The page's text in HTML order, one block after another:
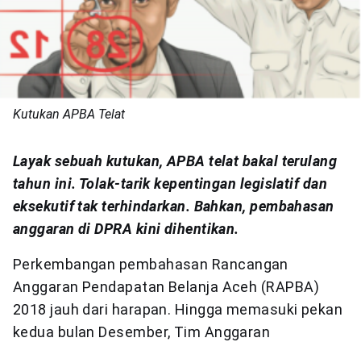
Kutukan APBA Telat
Layak sebuah kutukan, APBA telat bakal terulang
tahun ini. Tolak-tarik kepentingan legislatif dan
eksekutif tak terhindarkan. Bahkan, pembahasan
anggaran di DPRA kini dihentikan.
Perkembangan pembahasan Rancangan
Anggaran Pendapatan Belanja Aceh (RAPBA)
2018 jauh dari harapan. Hingga memasuki pekan
kedua bulan Desember, Tim Anggaran